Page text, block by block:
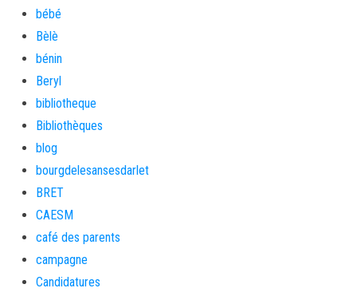
bébé
Bèlè
bénin
Beryl
bibliotheque
Bibliothèques
blog
bourgdelesansesdarlet
BRET
CAESM
café des parents
campagne
Candidatures